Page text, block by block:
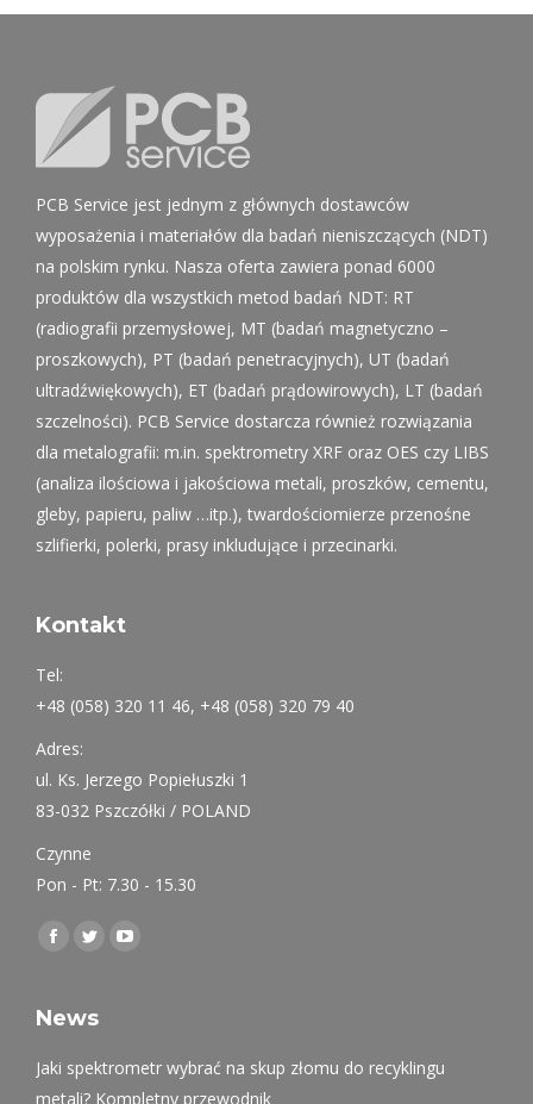
PCB Service jest jednym z głównych dostawców
wyposażenia i materiałów dla badań nieniszczących (NDT)
na polskim rynku. Nasza oferta zawiera ponad 6000
produktów dla wszystkich metod badań NDT: RT
(radiografii przemysłowej, MT (badań magnetyczno –
proszkowych), PT (badań penetracyjnych), UT (badań
ultradźwiękowych), ET (badań prądowirowych), LT (badań
szczelności). PCB Service dostarcza również rozwiązania
dla metalografii: m.in. spektrometry XRF oraz OES czy LIBS
(analiza ilościowa i jakościowa metali, proszków, cementu,
gleby, papieru, paliw …itp.), twardościomierze przenośne
szlifierki, polerki, prasy inkludujące i przecinarki.
Kontakt
Tel:
+48 (058) 320 11 46, +48 (058) 320 79 40
Adres:
ul. Ks. Jerzego Popiełuszki 1
83-032 Pszczółki / POLAND
Czynne
Pon - Pt: 7.30 - 15.30
Find us on:
Facebook
opens
new
Twitter
opens
new
YouTube
new
News
Jaki spektrometr wybrać na skup złomu do recyklingu
metali? Kompletny przewodnik